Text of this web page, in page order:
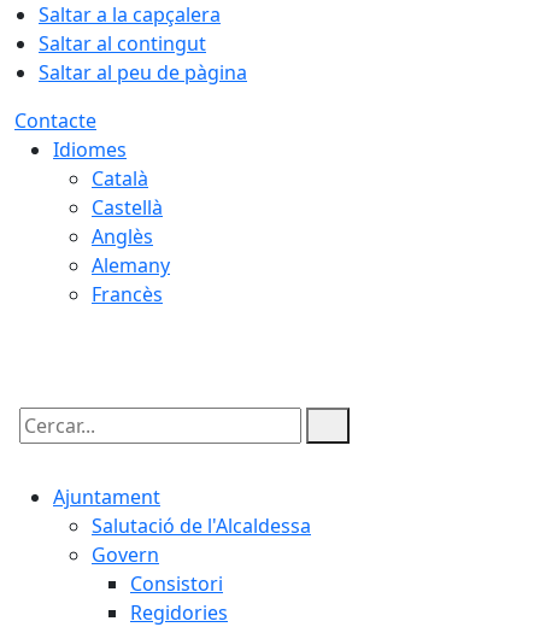
Saltar a la capçalera
Saltar al contingut
Saltar al peu de pàgina
Contacte
Idiomes
Català
Castellà
Anglès
Alemany
Francès
Cercar:
Ajuntament
Salutació de l'Alcaldessa
Govern
Consistori
Regidories